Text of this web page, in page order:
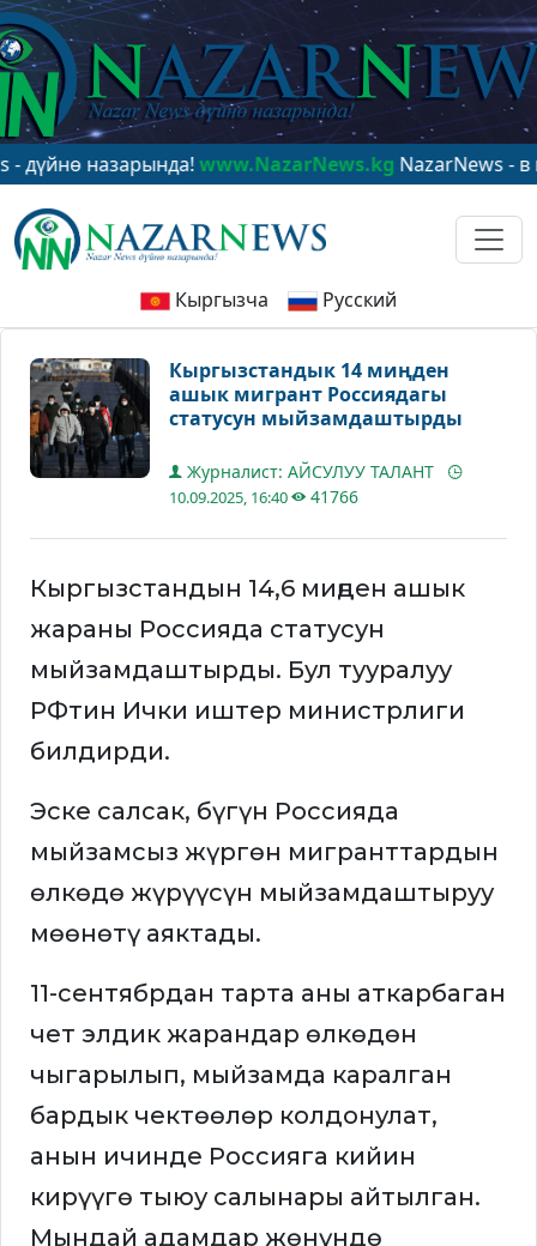
назарында!www.NazarNews.kgNazarNews - в
Кыргызча Русский
Кыргызстандык 14 миңден
ашык мигрант Россиядагы
статусун мыйзамдаштырды
Журналист: АЙСУЛУУ ТАЛАНТ
10.09.2025, 16:40 41766
Кыргызстандын 14,6 миңден ашык
жараны Россияда статусун
мыйзамдаштырды. Бул тууралуу
РФтин Ички иштер министрлиги
билдирди.
Эске салсак, бүгүн Россияда
мыйзамсыз жүргөн мигранттардын
өлкөдө жүрүүсүн мыйзамдаштыруу
мөөнөтү аяктады.
11-сентябрдан тарта аны аткарбаган
чет элдик жарандар өлкөдөн
чыгарылып, мыйзамда каралган
бардык чектөөлөр колдонулат,
анын ичинде Россияга кийин
кирүүгө тыюу салынары айтылган.
Мындай адамдар жөнүндө